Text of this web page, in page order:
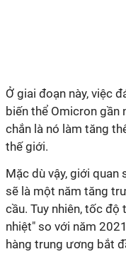
Ở giai đoạn này, việc
biến thể Omicron gần
chắn là nó làm tăng
thế giới.
Mặc dù vậy, giới quan
sẽ là một năm tăng
cầu. Tuy nhiên, tốc
nhiệt" so với năm
hàng trung ương bắt